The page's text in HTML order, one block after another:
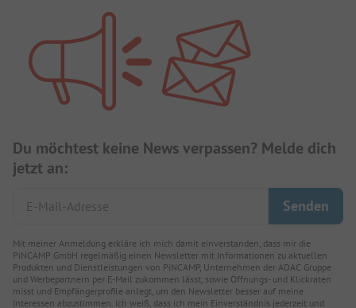
Du möchtest keine News verpassen? Melde dich
jetzt an:
Mit meiner Anmeldung erkläre ich mich damit einverstanden, dass mir die
PiNCAMP GmbH regelmäßig einen Newsletter mit Informationen zu aktuellen
Produkten und Dienstleistungen von PiNCAMP, Unternehmen der ADAC Gruppe
und Werbepartnern per E-Mail zukommen lässt, sowie Öffnungs- und Klickraten
misst und Empfängerprofile anlegt, um den Newsletter besser auf meine
Interessen abzustimmen. Ich weiß, dass ich mein Einverständnis jederzeit und